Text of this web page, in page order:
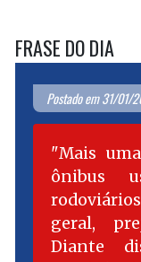
FRASE DO DIA
Postado em 31/01/
Mais
ônibus
geral,
Diante